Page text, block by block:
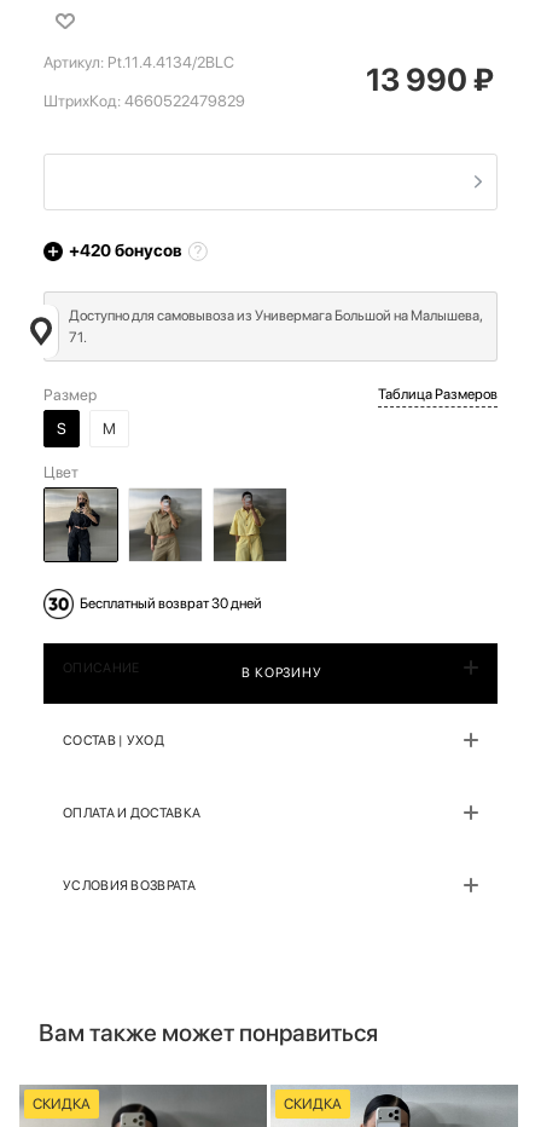
Артикул: Pt.11.4.4134/2BLC
ШтрихКод: 4660522479829
13 990₽
+420бонусов
Доступно для самовывоза из Универмага Большой на Малышева,
71.
Размер
S
M
Таблица Размеров
Цвет
Бесплатный возврат 30 дней
В КОРЗИНУ
ОПИСАНИЕ
СОСТАВ | УХОД
ОПЛАТА И ДОСТАВКА
УСЛОВИЯ ВОЗВРАТА
Вам также может понравиться
СКИДКА СКИДКА